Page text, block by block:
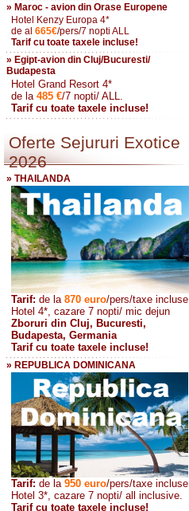
» Maroc - avion din Orase Europene
Hotel Kenzy Europa 4*
de al 665€/pers/7 nopti ALL
Tarif cu toate taxele incluse!
» Egipt-avion din Cluj/Bucuresti/
Budapesta
Hotel Grand Resort 4*
de la485 €/7 nopti/ ALL.
Tarif cu toate taxele incluse!
Oferte Sejururi Exotice
2026
» THAILANDA
Tarif: de la 870 euro/pers/taxe incluse
Hotel 4*, cazare 7 nopti/ mic dejun
Zboruri din Cluj, Bucuresti,
Budapesta, Germania
Tarif cu toate taxele incluse!
» REPUBLICA DOMINICANA
Tarif: de la 950 euro/pers/taxe incluse
Hotel 3*, cazare 7 nopti/ all inclusive.
Tarif cu toate taxele incluse!